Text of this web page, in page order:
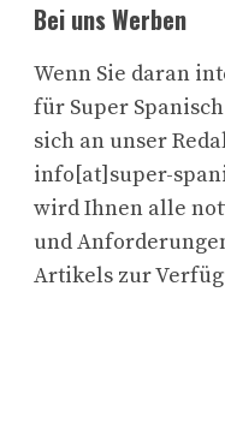
Bei uns Werben
Wenn Sie daran
für Super
sich an unser
info[at]super-
wird Ihnen alle
und
Artikels zur